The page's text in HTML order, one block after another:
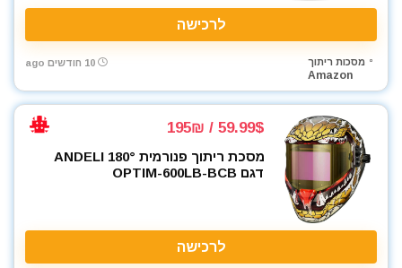
לרכישה
מסכות ריתוך
Amazon
10 חודשים ago
59.99$ / 195₪
מסכת ריתוך פנורמית ANDELI 180°
דגם OPTIM-600LB-BCB
לרכישה